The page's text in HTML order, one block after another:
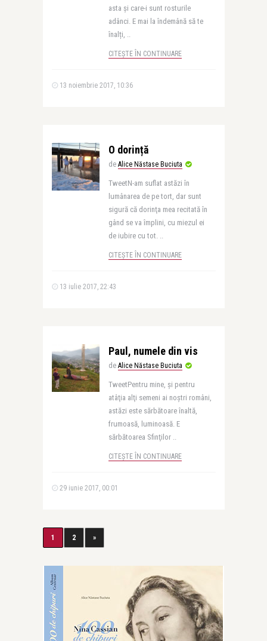
asta și care-i sunt rosturile
adânci. E mai la îndemână să te
înalți, ..
CITEȘTE ÎN CONTINUARE
13 noiembrie 2017, 10:36
O dorință
de Alice Năstase Buciuta
TweetN-am suflat astăzi în
lumânarea de pe tort, dar sunt
sigură că dorinţa mea recitată în
gând se va împlini, cu miezul ei
de iubire cu tot. ..
CITEȘTE ÎN CONTINUARE
13 iulie 2017, 22:43
Paul, numele din vis
de Alice Năstase Buciuta
TweetPentru mine, şi pentru
atâţia alţi semeni ai noştri români,
astăzi este sărbătoare înaltă,
frumoasă, luminoasă. E
sărbătoarea Sfinţilor ..
CITEȘTE ÎN CONTINUARE
29 iunie 2017, 00:01
1 2 »